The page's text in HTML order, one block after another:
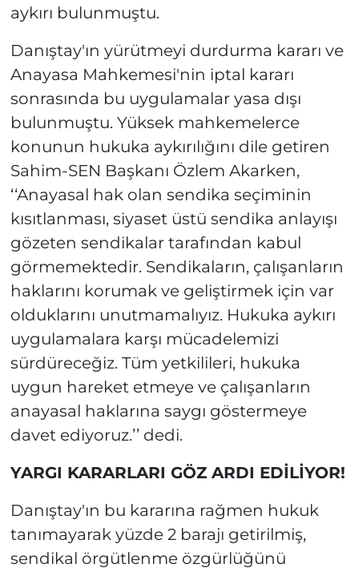
aykırı bulunmuştu.
Danıştay'ın yürütmeyi durdurma kararı ve
Anayasa Mahkemesi'nin iptal kararı
sonrasında bu uygulamalar yasa dışı
bulunmuştu. Yüksek mahkemelerce
konunun hukuka aykırılığını dile getiren
Sahim-SEN Başkanı Özlem Akarken,
‘‘Anayasal hak olan sendika seçiminin
kısıtlanması, siyaset üstü sendika anlayışı
gözeten sendikalar tarafından kabul
görmemektedir. Sendikaların, çalışanların
haklarını korumak ve geliştirmek için var
olduklarını unutmamalıyız. Hukuka aykırı
uygulamalara karşı mücadelemizi
sürdüreceğiz. Tüm yetkilileri, hukuka
uygun hareket etmeye ve çalışanların
anayasal haklarına saygı göstermeye
davet ediyoruz.’’ dedi.
YARGI KARARLARI GÖZ ARDI EDİLİYOR!
Danıştay'ın bu kararına rağmen hukuk
tanımayarak yüzde 2 barajı getirilmiş,
sendikal örgütlenme özgürlüğünü